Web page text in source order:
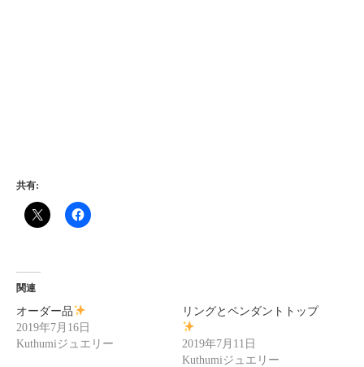
共有:
関連
オーダー品
2019年7月16日
Kuthumiジュエリー
リングとペンダントトップ
2019年7月11日
Kuthumiジュエリー